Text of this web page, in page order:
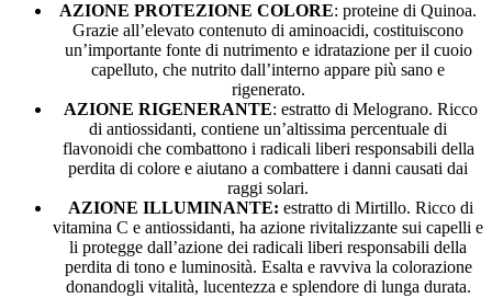
AZIONE PROTEZIONE COLORE: proteine di Quinoa.
Grazie all’elevato contenuto di aminoacidi, costituiscono
un’importante fonte di nutrimento e idratazione per il cuoio
capelluto, che nutrito dall’interno appare più sano e
rigenerato.
AZIONE RIGENERANTE: estratto di Melograno. Ricco
di antiossidanti, contiene un’altissima percentuale di
flavonoidi che combattono i radicali liberi responsabili della
perdita di colore e aiutano a combattere i danni causati dai
raggi solari.
AZIONE ILLUMINANTE: estratto di Mirtillo. Ricco di
vitamina C e antiossidanti, ha azione rivitalizzante sui capelli e
li protegge dall’azione dei radicali liberi responsabili della
perdita di tono e luminosità. Esalta e ravviva la colorazione
donandogli vitalità, lucentezza e splendore di lunga durata.